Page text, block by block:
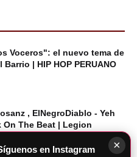
Voceros": el nuevo tema de
| HIP HOP PERUANO
, ElNegroDiablo - Yeh
On The Beat | Legion
Mp3
×
en Instagram